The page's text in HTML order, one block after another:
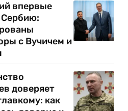
впервые
Сербию:
с Вучичем и
доверяет
как